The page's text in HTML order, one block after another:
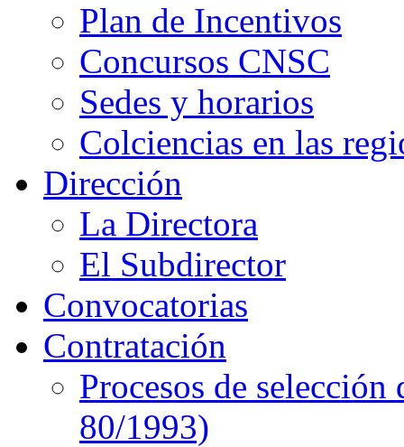
Plan de Incentivos
Concursos CNSC
Sedes y horarios
Colciencias en las
Dirección
La Directora
El Subdirector
Convocatorias
Contratación
Procesos de
80/1993)